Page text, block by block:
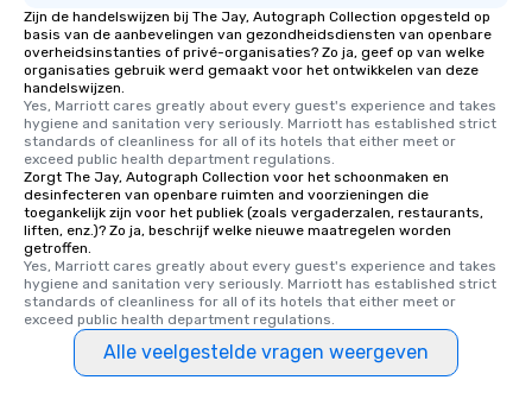
entertainment. All
knowledgeable,
who leads the group
fascinating stories.
interactive
ensuring there is
Different Types of
experiences offer the
several renowned
convenient outing,
and your guests
discovered otherwise
at a typical corporate
Zijn de handelswijzen bij The Jay, Autograph Collection opgesteld op
basis van de aanbevelingen van gezondheidsdiensten van openbare
overheidsinstanties of privé-organisaties? Zo ja, geef op van welke
organisaties gebruik werd gemaakt voor het ontwikkelen van deze
handelswijzen.
Yes, Marriott cares greatly about every guest's experience and takes
hygiene and sanitation very seriously. Marriott has established strict
standards of cleanliness for all of its hotels that either meet or
exceed public health department regulations.
Zorgt The Jay, Autograph Collection voor het schoonmaken en
desinfecteren van openbare ruimten and voorzieningen die
toegankelijk zijn voor het publiek (zoals vergaderzalen, restaurants,
liften, enz.)? Zo ja, beschrijf welke nieuwe maatregelen worden
getroffen.
Yes, Marriott cares greatly about every guest's experience and takes
hygiene and sanitation very seriously. Marriott has established strict
standards of cleanliness for all of its hotels that either meet or
exceed public health department regulations.
Alle veelgestelde vragen weergeven